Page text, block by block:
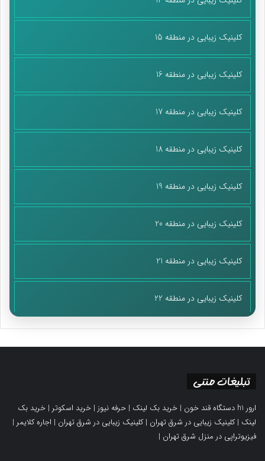
احکام دائمی توسعه، قانون بیمه همگانی و…، بر این مراقبت‌ها و تعرفه
گذاری تأکید شده است. مقام معظم رهبری نیز در ایام کرونا به طور
کلینیک زیبایی در منطقه 15
کلینیک زیبایی در منطقه 16
کلینیک زیبایی در منطقه 17
کلینیک زیبایی در منطقه 18
کلینیک زیبایی در منطقه 19
کلینیک زیبایی در منطقه 20
کلینیک زیبایی در منطقه 21
کلینیک زیبایی در منطقه 22
تبلیغات متنی
ارور h1 دستگاه قند خون | خرید بک لینک | حرفه نیوز | خرید اسکوتر | خرید بک
لینک |کلینیک زیبایی در شرق تهران |کلینیک زیبایی در شرق تهران | اجاره کلایمر |
فیزیوتراپی در منزل شرق تهران |